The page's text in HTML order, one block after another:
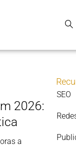
2026:
a
SEO